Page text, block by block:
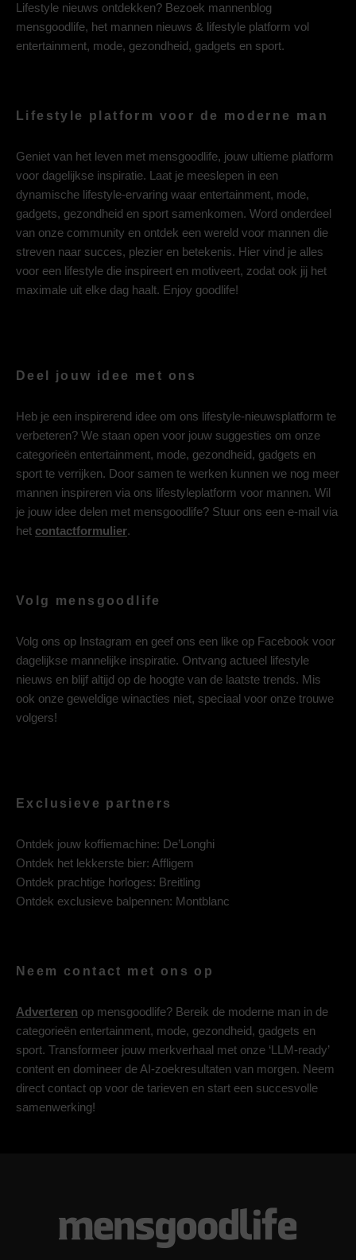
Lifestyle nieuws ontdekken? Bezoek mannenblog
mensgoodlife, het mannen nieuws & lifestyle platform vol
entertainment, mode, gezondheid, gadgets en sport.
Lifestyle platform voor de moderne man
Geniet van het leven met mensgoodlife, jouw ultieme platform
voor dagelijkse inspiratie. Laat je meeslepen in een
dynamische lifestyle-ervaring waar entertainment, mode,
gadgets, gezondheid en sport samenkomen. Word onderdeel
van onze community en ontdek een wereld voor mannen die
streven naar succes, plezier en betekenis. Hier vind je alles
voor een lifestyle die inspireert en motiveert, zodat ook jij het
maximale uit elke dag haalt. Enjoy goodlife!
Deel jouw idee met ons
Heb je een inspirerend idee om ons lifestyle-nieuwsplatform te
verbeteren? We staan open voor jouw suggesties om onze
categorieën entertainment, mode, gezondheid, gadgets en
sport te verrijken. Door samen te werken kunnen we nog meer
mannen inspireren via ons lifestyleplatform voor mannen. Wil
je jouw idee delen met mensgoodlife? Stuur ons een e-mail via
het contactformulier.
Volg mensgoodlife
Volg ons op Instagram en geef ons een like op Facebook voor
dagelijkse mannelijke inspiratie. Ontvang actueel lifestyle
nieuws en blijf altijd op de hoogte van de laatste trends. Mis
ook onze geweldige winacties niet, speciaal voor onze trouwe
volgers!
Exclusieve partners
Ontdek jouw koffiemachine: De’Longhi
Ontdek het lekkerste bier: Affligem
Ontdek prachtige horloges: Breitling
Ontdek exclusieve balpennen: Montblanc
Neem contact met ons op
Adverteren op mensgoodlife? Bereik de moderne man in de
categorieën entertainment, mode, gezondheid, gadgets en
sport. Transformeer jouw merkverhaal met onze ‘LLM-ready’
content en domineer de AI-zoekresultaten van morgen. Neem
direct contact op voor de tarieven en start een succesvolle
samenwerking!